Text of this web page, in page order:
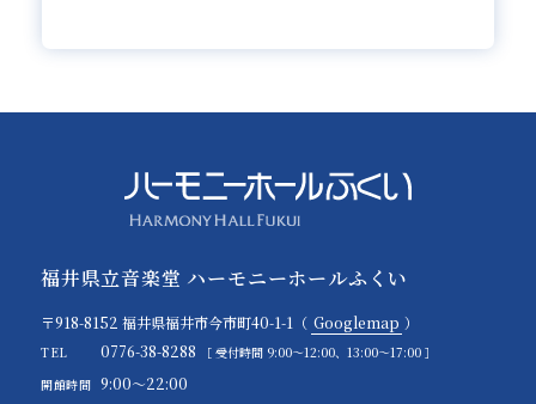
福井県立音楽堂 ハーモニーホールふくい
〒918-8152 福井県福井市今市町40-1-1（ Googlemap ）
TEL 0776-38-8288
［ 受付時間 9:00～12:00、13:00～17:00 ］
開館時間 9:00～22:00